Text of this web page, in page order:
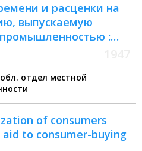
и расценки на
выпускаемую
:
действие с 1 окт. 1945
трудящихся 28/V-
отдел местной
of consumers
aid to consumer-buying